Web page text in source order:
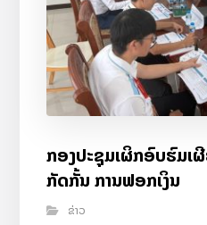
ກອງປະຊຸມເຜິກອົບຮົມເ
ກັດກັ້ນ ການຟອກເງິນ
ຂ່າວ